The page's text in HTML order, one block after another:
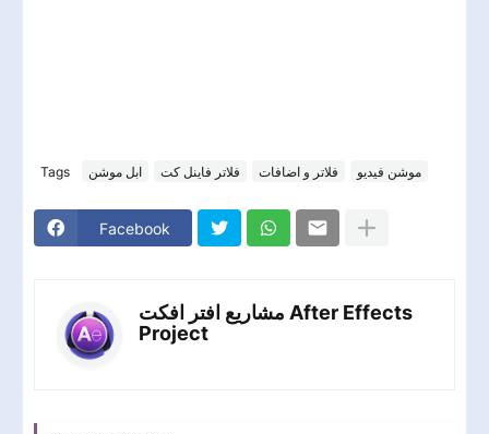
Tags ابل موشن فلاتر فاينل كت فلاتر و اضافات موشن فيديو
Facebook
مشاريع افتر افكت After Effects
Project